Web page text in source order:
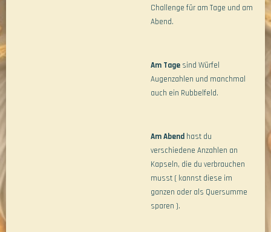
Challenge für am Tage und am
Abend.
Am Tage sind Würfel
Augenzahlen und manchmal
auch ein Rubbelfeld.
Am Abend hast du
verschiedene Anzahlen an
Kapseln, die du verbrauchen
musst ( kannst diese im
ganzen oder als Quersumme
sparen ).